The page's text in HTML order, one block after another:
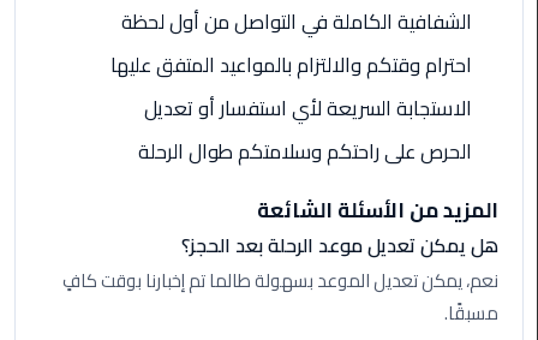
اسكندريه
ليموزين
مطار
العرب
ليموزين
دمياط
الشفافية الكاملة في التواصل من أول لحظة
احترام وقتكم والالتزام بالمواعيد المتفق عليها
الاستجابة السريعة لأي استفسار أو تعديل
الحرص على راحتكم وسلامتكم طوال الرحلة
المزيد من الأسئلة الشائعة
هل يمكن تعديل موعد الرحلة بعد الحجز؟
نعم، يمكن تعديل الموعد بسهولة طالما تم إخبارنا بوقت كافٍ
مسبقًا.